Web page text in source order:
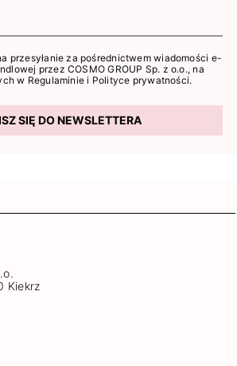
przesyłanie za pośrednictwem wiadomości e-
przez COSMO GROUP Sp. z o.o., na
w Regulaminie i Polityce prywatności.
SIĘ DO NEWSLETTERA
Kiekrz